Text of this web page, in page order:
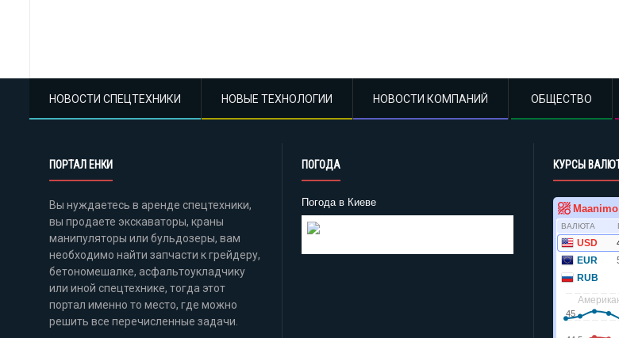
НОВОСТИ СПЕЦТЕХНИКИ НОВЫЕ ТЕХНОЛОГИИ НОВОСТИ КОМПАНИЙ ОБЩЕСТВО
ПОРТАЛ ЕНКИ
Вы нуждаетесь в аренде спецтехники,
вы продаете экскаваторы, краны
манипуляторы или бульдозеры, вам
необходимо найти запчасти к грейдеру,
бетономешалке, асфальтоукладчику
или иной спецтехнике, тогда этот
портал именно то место, где можно
решить все перечисленные задачи.
ПОГОДА
Погода в Киеве
КУРСЫ